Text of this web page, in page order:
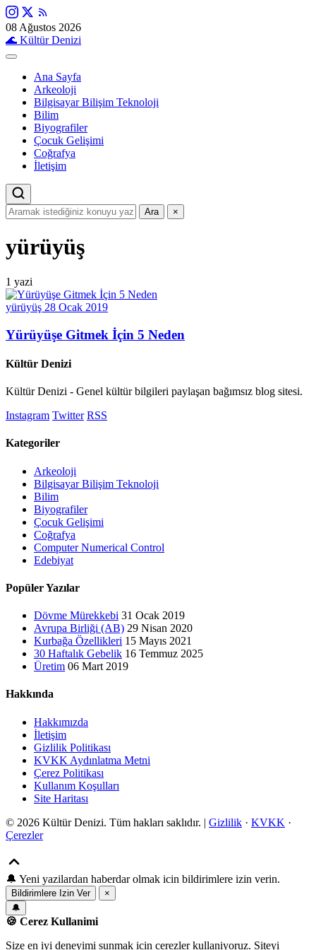
08 Ağustos 2026
🌊 Kültür Denizi
Ana Sayfa
Arkeoloji
Bilgisayar Bilişim Teknoloji
Bilim
Biyografiler
Çocuk Gelişimi
Coğrafya
İletişim
Ara ×
yürüyüş
1 yazi
yürüyüş 28 Ocak 2019
Yürüyüşe Gitmek İçin 5 Neden
Kültür Denizi
Kültür Denizi - Genel kültür bilgileri paylaşan bağımsız blog sitesi.
Instagram Twitter RSS
Kategoriler
Arkeoloji
Bilgisayar Bilişim Teknoloji
Bilim
Biyografiler
Çocuk Gelişimi
Coğrafya
Computer Numerical Control
Edebiyat
Popüler Yazılar
Dövme Mürekkebi 31 Ocak 2019
Avrupa Birliği (AB) 29 Nisan 2020
Kurbağa Özellikleri 15 Mayıs 2021
30 Haftalık Gebelik 16 Temmuz 2025
Üretim 06 Mart 2019
Hakkında
Hakkımızda
İletişim
Gizlilik Politikası
KVKK Aydınlatma Metni
Çerez Politikası
Kullanım Koşulları
Site Haritası
© 2026 Kültür Denizi. Tüm hakları saklıdır. | Gizlilik · KVKK ·
Çerezler
🔔 Yeni yazilardan haberdar olmak icin bildirimlere izin verin.
Bildirimlere Izin Ver
×
🔔
🍪 Cerez Kullanimi
Size en iyi deneyimi sunmak icin cerezler kullaniyoruz. Siteyi